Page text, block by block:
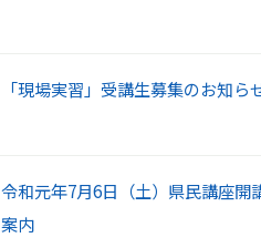
「現場実習」受講生募集のお知ら
令和元年7月6日（土）県民講座開
案内